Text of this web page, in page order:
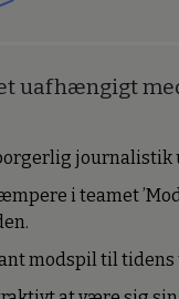
uafhængigt
journalistik
i teamet
modspil til tidens